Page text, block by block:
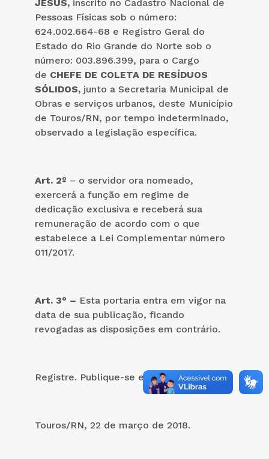
JESUS, inscrito no Cadastro Nacional de
Pessoas Físicas sob o número:
624.002.664-68 e Registro Geral do
Estado do Rio Grande do Norte sob o
número: 003.896.399, para o Cargo
de CHEFE DE COLETA DE RESÍDUOS
SÓLIDOS, junto a Secretaria Municipal de
Obras e serviços urbanos, deste Município
de Touros/RN, por tempo indeterminado,
observado a legislação específica.
Art. 2º – o servidor ora nomeado,
exercerá a função em regime de
dedicação exclusiva e receberá sua
remuneração de acordo com o que
estabelece a Lei Complementar número
011/2017.
Art. 3° – Esta portaria entra em vigor na
data de sua publicação, ficando
revogadas as disposições em contrário.
Registre. Publique-se e cumpra-se.
Touros/RN, 22 de março de 2018.